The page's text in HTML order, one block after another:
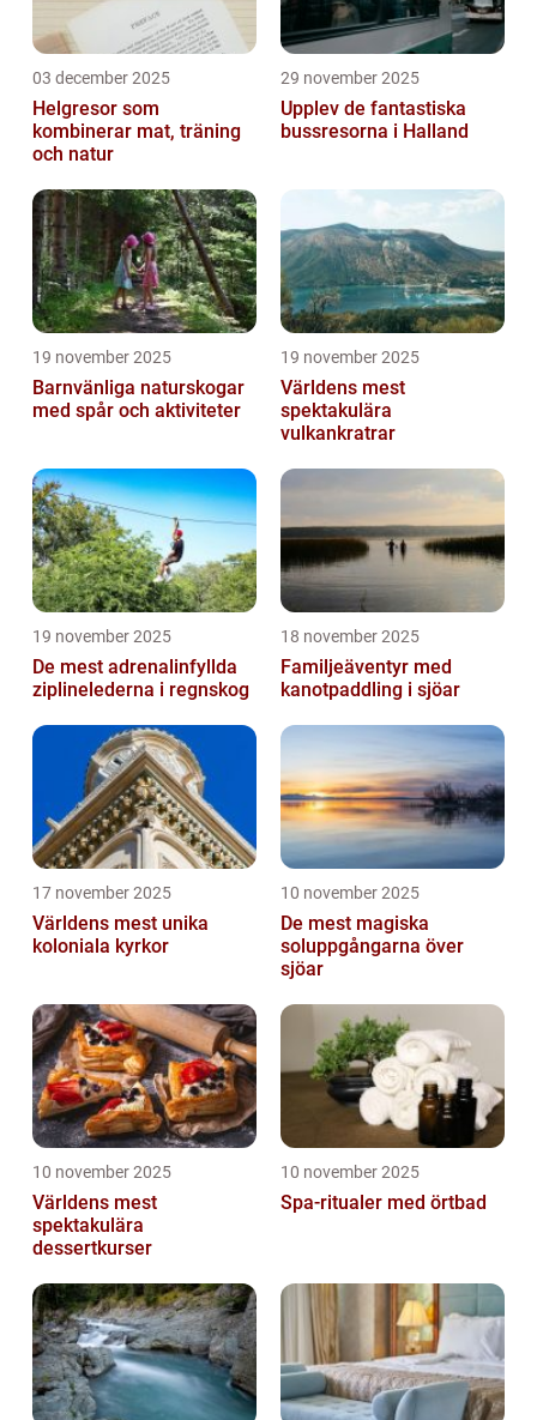
03 december 2025
Helgresor som
kombinerar mat, träning
och natur
29 november 2025
Upplev de fantastiska
bussresorna i Halland
19 november 2025
Barnvänliga naturskogar
med spår och aktiviteter
19 november 2025
Världens mest
spektakulära
vulkankratrar
19 november 2025
De mest adrenalinfyllda
ziplinelederna i regnskog
18 november 2025
Familjeäventyr med
kanotpaddling i sjöar
17 november 2025
Världens mest unika
koloniala kyrkor
10 november 2025
De mest magiska
soluppgångarna över
sjöar
10 november 2025
Världens mest
spektakulära
dessertkurser
10 november 2025
Spa-ritualer med örtbad